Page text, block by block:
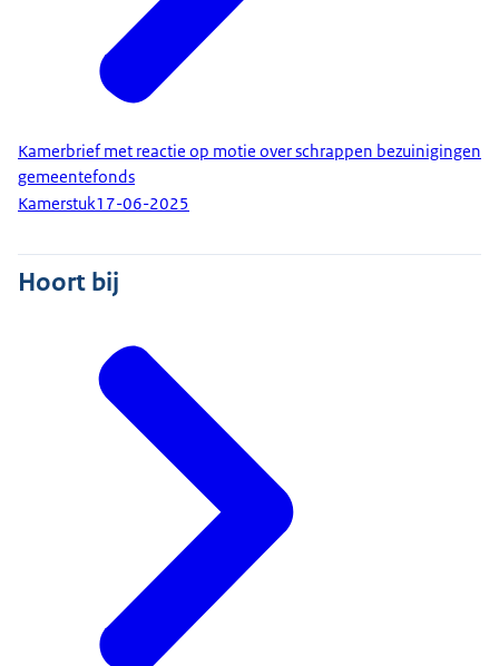
Kamerbrief met reactie op motie over schrappen bezuinigingen
gemeentefonds
Kamerstuk17-06-2025
Hoort bij